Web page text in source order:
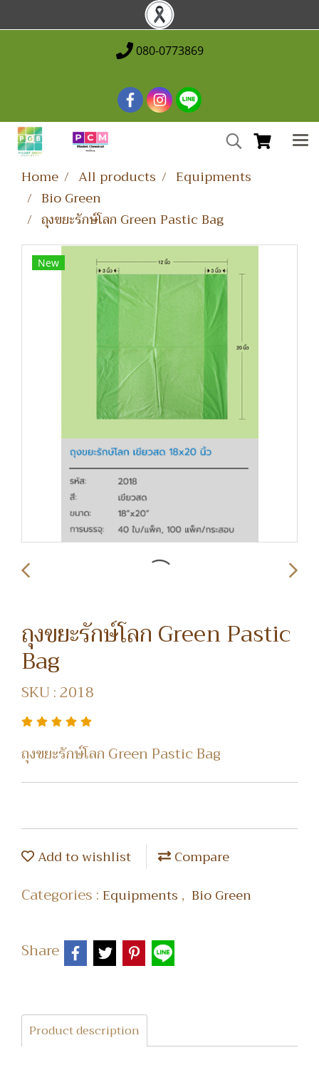
080-0773869
Home All products
Equipments
Bio Green
ถุงขยะรักษ์โลก Green Pastic Bag
New
ถุงขยะรักษ์โลก Green Pastic
Bag
SKU : 2018
ถุงขยะรักษ์โลก Green Pastic Bag
Add to wishlist Compare
Categories :Equipments , Bio Green
Share
Product description